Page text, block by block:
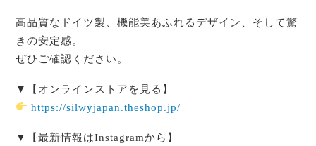
高品質なドイツ製、機能美あふれるデザイン、そして驚
きの安定感。
ぜひご確認ください。
▼【オンラインストアを見る】
https://silwyjapan.theshop.jp/
▼【最新情報はInstagramから】